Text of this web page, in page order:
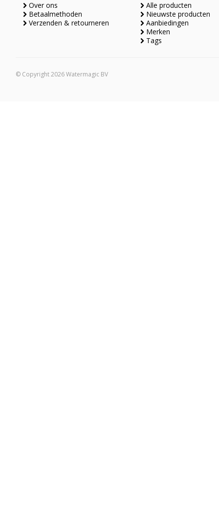
Over ons
Betaalmethoden
Verzenden & retourneren
Alle producten
Nieuwste producten
Aanbiedingen
Merken
Tags
© Copyright 2026 Watermagic BV